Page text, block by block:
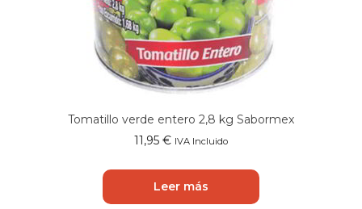
Tomatillo verde entero 2,8 kg Sabormex
11,95 € IVA Incluido
Leer más